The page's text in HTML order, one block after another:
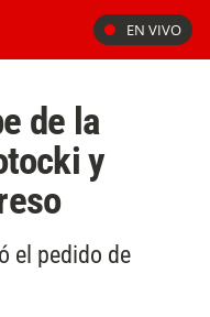
EN VIVO
de la
y
el pedido de